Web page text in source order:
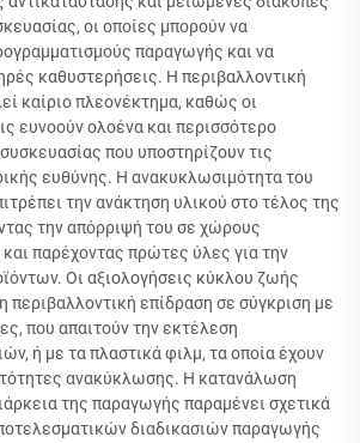
οι οποίες μπορούν να
παραγωγής και να
καθυστερήσεις. Η περιβαλλοντική
καίριο πλεονέκτημα, καθώς οι
ευνοούν ολοένα και περισσότερο
που υποστηρίζουν τις
ευθύνης. Η ανακυκλωσιμότητα του
την ανάκτηση υλικού στο τέλος της
την απόρριψή του σε χώρους
παρέχοντας πρώτες ύλες για την
Οι αξιολογήσεις κύκλου ζωής
περιβαλλοντική επίδραση σε σύγκριση με
που απαιτούν την εκτέλεση
ή με τα πλαστικά φιλμ, τα οποία έχουν
ανακύκλωσης. Η κατανάλωση
της παραγωγής παραμένει σχετικά
διαδικασιών παραγωγής